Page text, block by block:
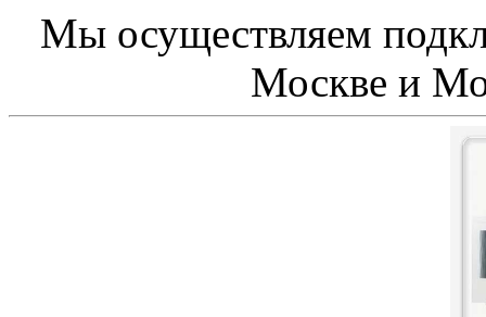
Мы осуществляем
Москве и